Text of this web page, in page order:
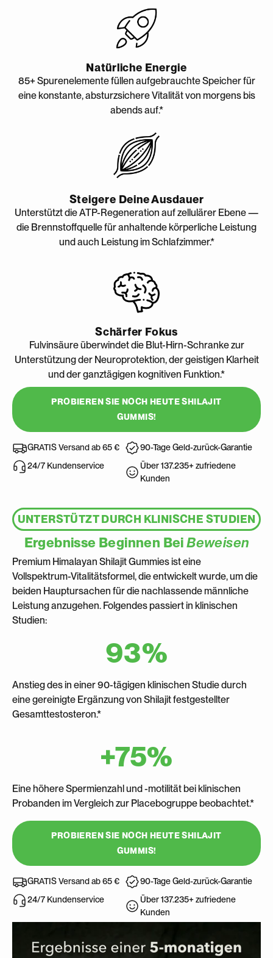
Natürliche Energie
85+ Spurenelemente füllen aufgebrauchte Speicher für
eine konstante, absturzsichere Vitalität von morgens bis
abends auf.*
Steigere Deine Ausdauer
Unterstützt die ATP-Regeneration auf zellulärer Ebene —
die Brennstoffquelle für anhaltende körperliche Leistung
und auch Leistung im Schlafzimmer.*
Schärfer Fokus
Fulvinsäure überwindet die Blut-Hirn-Schranke zur
Unterstützung der Neuroprotektion, der geistigen Klarheit
und der ganztägigen kognitiven Funktion.*
PROBIEREN SIE NOCH HEUTE SHILAJIT
GUMMIS!
GRATIS Versand ab 65 €
24/7 Kundenservice
90-Tage Geld-zurück-Garantie
Über 137.235+ zufriedene
Kunden
UNTERSTÜTZT DURCH KLINISCHE STUDIEN
Ergebnisse Beginnen BeiBeweisen
Premium Himalayan Shilajit Gummies ist eine
Vollspektrum-Vitalitätsformel, die entwickelt wurde, um die
beiden Hauptursachen für die nachlassende männliche
Leistung anzugehen. Folgendes passiert in klinischen
Studien:
93%
Anstieg des in einer 90-tägigen klinischen Studie durch
eine gereinigte Ergänzung von Shilajit festgestellter
Gesamttestosteron.*
+75%
Eine höhere Spermienzahl und -motilität bei klinischen
Probanden im Vergleich zur Placebogruppe beobachtet.*
PROBIEREN SIE NOCH HEUTE SHILAJIT
GUMMIS!
GRATIS Versand ab 65 €
24/7 Kundenservice
90-Tage Geld-zurück-Garantie
Über 137.235+ zufriedene
Kunden